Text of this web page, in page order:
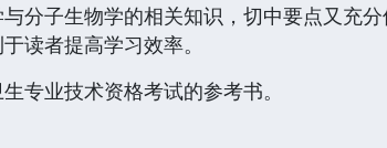
分子生物学的相关知识，切中要点又充分
读者提高学习效率。
专业技术资格考试的参考书。